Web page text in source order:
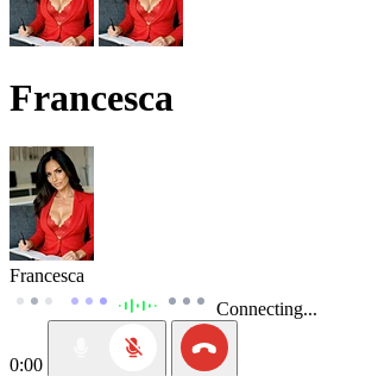
Francesca
Francesca
Connecting...
0:00